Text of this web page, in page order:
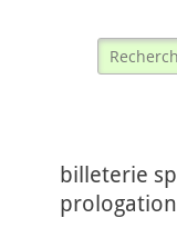
billeterie
prologation